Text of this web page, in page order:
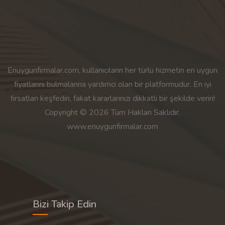
Enuygunfirmalar.com, kullanıcıların her türlü hizmetin en uygun
fiyatlarını bulmalarına yardımcı olan bir platformudur. En iyi
fırsatları keşfedin, fakat kararlarınızı dikkatli bir şekilde verin!
Copyright © 2026 Tüm Hakları Saklıdır.
www.enuygunfirmalar.com
Bizi Takip Edin